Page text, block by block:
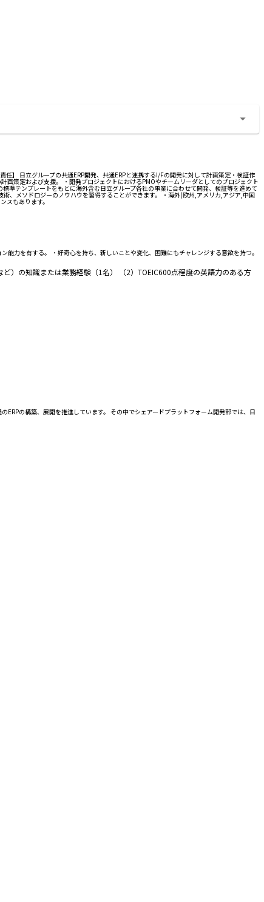
】 日立グループの共通ERP開発、共通ERPと連携するI/Fの開発に対して計画策定・検証作
画策定および支援。 ・開発プロジェクトにおけるPMOやチームリーダとしてのプロジェクト
準テンプレートをもとに海外含む日立グループ各社の事業に合わせて開発、検証等を進めて
、メソドロジーのノウハウを習得することができます。 ・海外(欧州,アメリカ,アジア,中国
スもあります。
力を有する。 ・好奇心を持ち、新しいことや変化、困難にもチャレンジする意欲を持つ。
の知識または業務経験（1名） （2）TOEIC600点程度の英語力のある方
ERPの構築、展開を推進しています。 その中でシェアードプラットフォーム開発部では、日